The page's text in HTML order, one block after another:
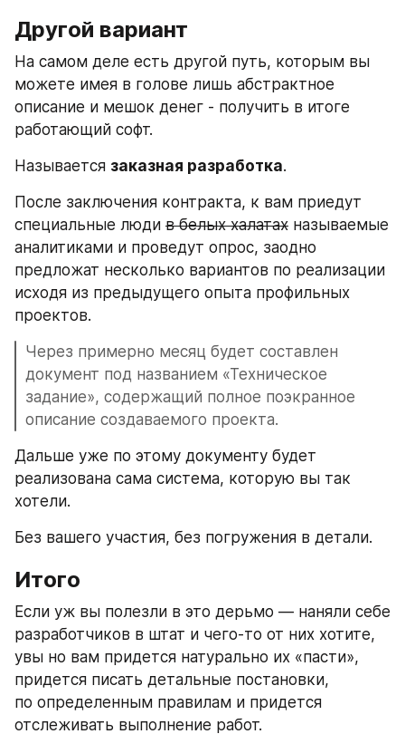
Другой вариант
На самом деле есть другой путь, которым вы
можете имея в голове лишь абстрактное
описание и мешок денег - получить в итоге
работающий софт.
Называется заказная разработка.
После заключения контракта, к вам приедут
специальные люди в белых халатах называемые
аналитиками и проведут опрос, заодно
предложат несколько вариантов по реализации
исходя из предыдущего опыта профильных
проектов.
Через примерно месяц будет составлен
документ под названием «Техническое
задание», содержащий полное поэкранное
описание создаваемого проекта.
Дальше уже по этому документу будет
реализована сама система, которую вы так
хотели.
Без вашего участия, без погружения в детали.
Итого
Если уж вы полезли в это дерьмо — наняли себе
разработчиков в штат и чего-то от них хотите,
увы но вам придется натурально их «пасти»,
придется писать детальные постановки,
по определенным правилам и придется
отслеживать выполнение работ.